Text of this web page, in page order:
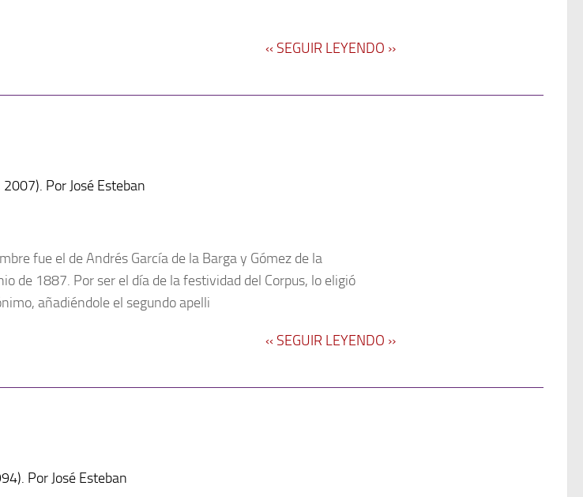
‹‹ SEGUIR LEYENDO ››
Por José Esteban
fue el de Andrés García de la Barga y Gómez de la
de 1887. Por ser el día de la festividad del Corpus, lo eligió
añadién­dole el segundo apelli
‹‹ SEGUIR LEYENDO ››
Por José Esteban